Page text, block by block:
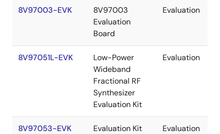
8V97003-EVK
8V97003
Evaluation
Board
Evaluation
8V97051L-EVK
Low-Power
Wideband
Fractional RF
Synthesizer
Evaluation Kit
Evaluation
8V97053-EVK
Evaluation Kit
Evaluation